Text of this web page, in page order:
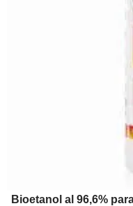
Bioetanol al 96,6%